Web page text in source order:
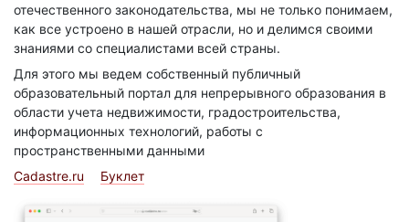
отечественного законодательства, мы не только понимаем,
как все устроено в нашей отрасли, но и делимся своими
знаниями со специалистами всей страны.
Для этого мы ведем собственный публичный
образовательный портал для непрерывного образования в
области учета недвижимости, градостроительства,
информационных технологий, работы с
пространственными данными
Cadastre.ru
Буклет